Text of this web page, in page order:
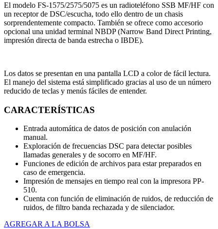
El modelo FS-1575/2575/5075 es un radioteléfono SSB MF/HF con
un receptor de DSC/escucha, todo ello dentro de un chasis
sorprendentemente compacto. También se ofrece como accesorio
opcional una unidad terminal NBDP (Narrow Band Direct Printing,
impresión directa de banda estrecha o IBDE).
Los datos se presentan en una pantalla LCD a color de fácil lectura.
El manejo del sistema está simplificado gracias al uso de un número
reducido de teclas y menús fáciles de entender.
CARACTERÍSTICAS
Entrada automática de datos de posición con anulación
manual.
Exploración de frecuencias DSC para detectar posibles
llamadas generales y de socorro en MF/HF.
Funciones de edición de archivos para estar preparados en
caso de emergencia.
Impresión de mensajes en tiempo real con la impresora PP-
510.
Cuenta con función de eliminación de ruidos, de reducción de
ruidos, de filtro banda rechazada y de silenciador.
AGREGAR A LA BOLSA